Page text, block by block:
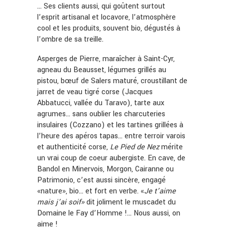
… Ses clients aussi, qui goûtent surtout
l’esprit artisanal et locavore, l’atmosphère
cool et les produits, souvent bio, dégustés à
l’ombre de sa treille.
Asperges de Pierre, maraîcher à Saint-Cyr,
agneau du Beausset, légumes grillés au
pistou, bœuf de Salers maturé, croustillant de
jarret de veau tigré corse (Jacques
Abbatucci, vallée du Taravo), tarte aux
agrumes… sans oublier les charcuteries
insulaires (Cozzano) et les tartines grillées à
l’heure des apéros tapas… entre terroir varois
et authenticité corse, Le Pied de Nezmérite
un vrai coup de coeur aubergiste. En cave, de
Bandol en Minervois, Morgon, Cairanne ou
Patrimonio, c’est aussi sincère, engagé
«nature», bio… et fort en verbe. «Je t’aime
mais j’ai soif»dit joliment le muscadet du
Domaine le Fay d’Homme !… Nous aussi, on
aime !